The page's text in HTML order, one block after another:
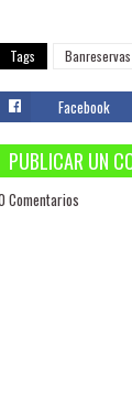
Tags Banreservas
Facebook
PUBLICAR UN
Comentarios